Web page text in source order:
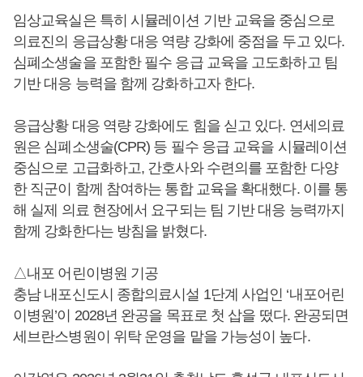
임상교육실은 특히 시뮬레이션 기반 교육을 중심으로
의료진의 응급상황 대응 역량 강화에 중점을 두고 있다.
심폐소생술을 포함한 필수 응급 교육을 고도화하고 팀
기반 대응 능력을 함께 강화하고자 한다.
응급상황 대응 역량 강화에도 힘을 싣고 있다. 연세의료
원은 심폐소생술(CPR) 등 필수 응급 교육을 시뮬레이션
중심으로 고급화하고, 간호사와 수련의를 포함한 다양
한 직군이 함께 참여하는 통합 교육을 확대했다. 이를 통
해 실제 의료 현장에서 요구되는 팀 기반 대응 능력까지
함께 강화한다는 방침을 밝혔다.
△내포 어린이병원 기공
충남 내포신도시 종합의료시설 1단계 사업인 ‘내포어린
이병원’이 2028년 완공을 목표로 첫 삽을 떴다. 완공되면
세브란스병원이 위탁 운영을 맡을 가능성이 높다.